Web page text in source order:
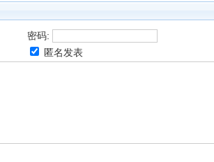
密码:
匿名发表